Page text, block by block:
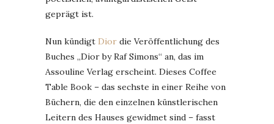
geprägt ist.
Nun kündigt Dior die Veröffentlichung des
Buches „Dior by Raf Simons“ an, das im
Assouline Verlag erscheint. Dieses Coffee
Table Book – das sechste in einer Reihe von
Büchern, die den einzelnen künstlerischen
Leitern des Hauses gewidmet sind – fasst